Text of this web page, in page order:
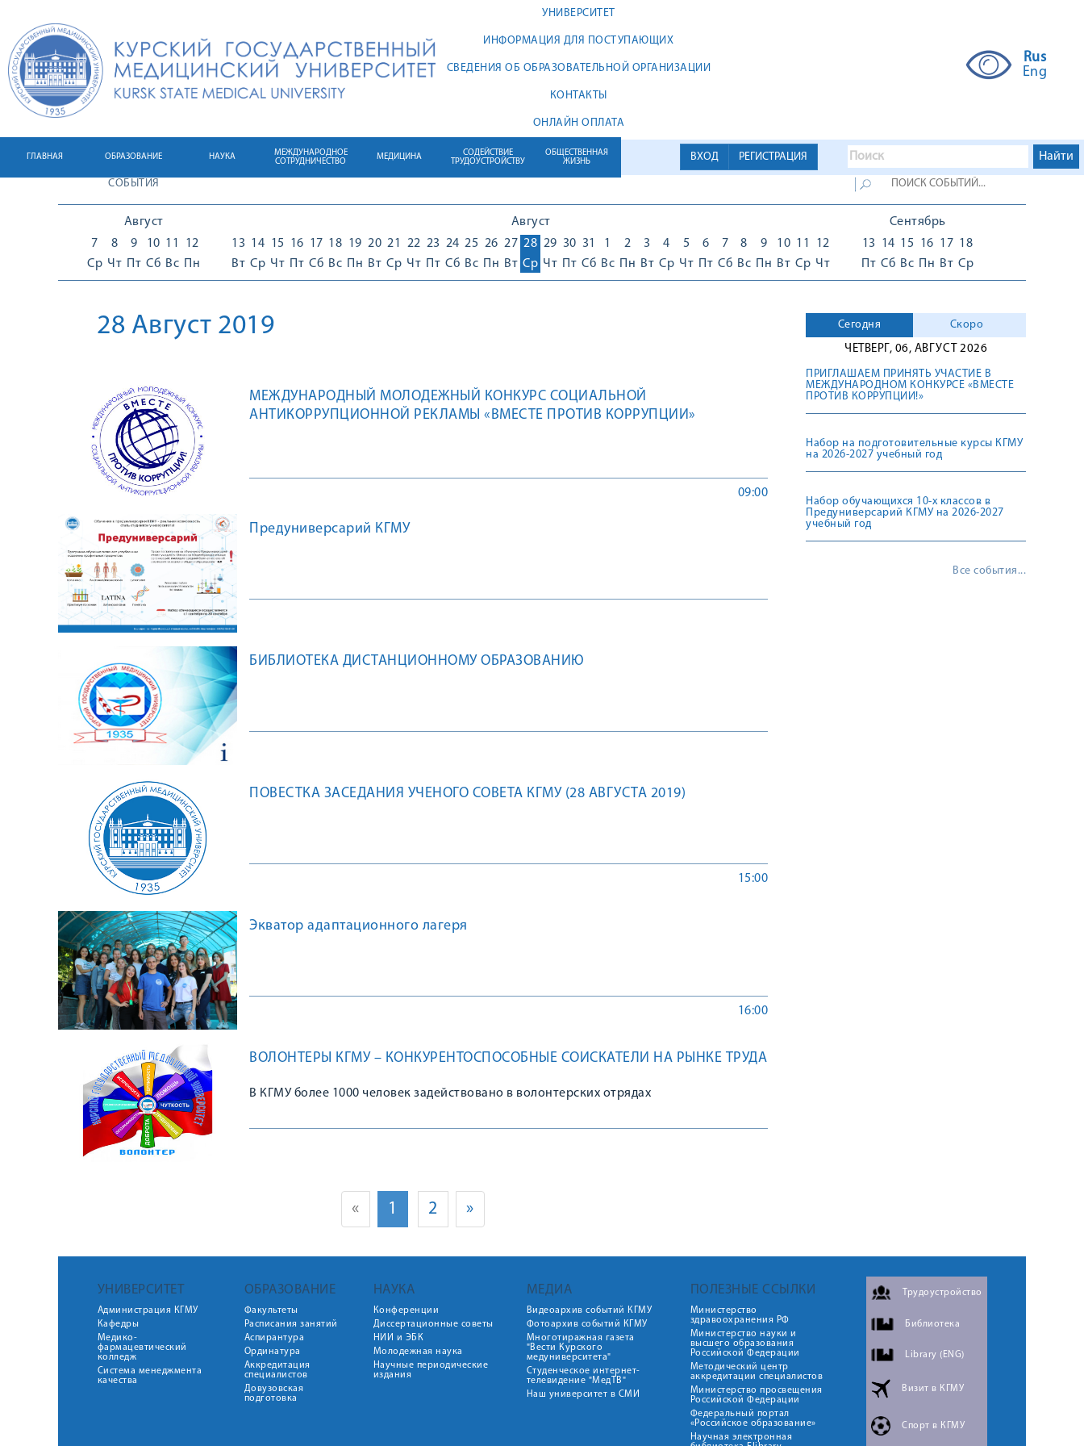
УНИВЕРСИТЕТ
ИНФОРМАЦИЯ ДЛЯ ПОСТУПАЮЩИХ
СВЕДЕНИЯ ОБ ОБРАЗОВАТЕЛЬНОЙ ОРГАНИЗАЦИИ
КОНТАКТЫ
ОНЛАЙН ОПЛАТА
Rus
Eng
ВХОД РЕГИСТРАЦИЯ
ГЛАВНАЯ ОБРАЗОВАНИЕ НАУКА
МЕЖДУНАРОДНОЕ
СОТРУДНИЧЕСТВО
МЕДИЦИНА
СОДЕЙСТВИЕ
ТРУДОУСТРОЙСТВУ
ОБЩЕСТВЕННАЯ
ЖИЗНЬ
СОБЫТИЯ
Август
7
Ср
8
Чт
9
Пт
10
Сб
11
Вс
12
Пн
Август
13
Вт
14
Ср
15
Чт
16
Пт
17
Сб
18
Вс
19
Пн
20
Вт
21
Ср
22
Чт
23
Пт
24
Сб
25
Вс
26
Пн
27
Вт
28
Ср
29
Чт
30
Пт
31
Сб
1
Вс
2
Пн
3
Вт
4
Ср
5
Чт
6
Пт
7
Сб
8
Вс
9
Пн
10
Вт
11
Ср
12
Чт
Сентябрь
13
Пт
14
Сб
15
Вс
16
Пн
17
Вт
18
Ср
28 Август 2019
МЕЖДУНАРОДНЫЙ МОЛОДЕЖНЫЙ КОНКУРС СОЦИАЛЬНОЙ
АНТИКОРРУПЦИОННОЙ РЕКЛАМЫ «ВМЕСТЕ ПРОТИВ КОРРУПЦИИ»
09:00
Предуниверсарий КГМУ
БИБЛИОТЕКА ДИСТАНЦИОННОМУ ОБРАЗОВАНИЮ
ПОВЕСТКА ЗАСЕДАНИЯ УЧЕНОГО СОВЕТА КГМУ (28 АВГУСТА 2019)
15:00
Экватор адаптационного лагеря
16:00
ВОЛОНТЕРЫ КГМУ – КОНКУРЕНТОСПОСОБНЫЕ СОИСКАТЕЛИ НА РЫНКЕ ТРУДА
В КГМУ более 1000 человек задействовано в волонтерских отрядах
« 1 2 »
Сегодня
Скоро
ЧЕТВЕРГ, 06, АВГУСТ 2026
ПРИГЛАШАЕМ ПРИНЯТЬ УЧАСТИЕ В
МЕЖДУНАРОДНОМ КОНКУРСЕ «ВМЕСТЕ
ПРОТИВ КОРРУПЦИИ!»
Набор на подготовительные курсы КГМУ
на 2026-2027 учебный год
Набор обучающихся 10-х классов в
Предуниверсарий КГМУ на 2026-2027
учебный год
Все события...
УНИВЕРСИТЕТ
Администрация КГМУ
Кафедры
Медико-
фармацевтический
колледж
Система менеджмента
качества
ОБРАЗОВАНИЕ
Факультеты
Расписания занятий
Аспирантура
Ординатура
Аккредитация
специалистов
Довузовская
подготовка
НАУКА
Конференции
Диссертационные советы
НИИ и ЭБК
Молодежная наука
Научные периодические
издания
МЕДИА
Видеоархив событий КГМУ
Фотоархив событий КГМУ
Многотиражная газета
"Вести Курского
медуниверситета"
Студенческое интернет-
телевидение "МедТВ"
Наш университет в СМИ
ПОЛЕЗНЫЕ ССЫЛКИ
Министерство
здравоохранения РФ
Министерство науки и
высшего образования
Российской Федерации
Методический центр
аккредитации специалистов
Министерство просвещения
Российской Федерации
Федеральный портал
«Российское образование»
Научная электронная
Трудоустройство
Библиотека
Library (ENG)
Визит в КГМУ
Спорт в КГМУ